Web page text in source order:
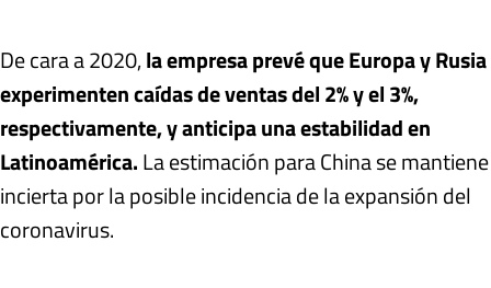
De cara a 2020,la empresa prevé que Europa y Rusia
experimenten caídas de ventas del 2% y el 3%,
respectivamente, y anticipa una estabilidad en
Latinoamérica.La estimación para China se mantiene
incierta por la posible incidencia de la expansión del
coronavirus.